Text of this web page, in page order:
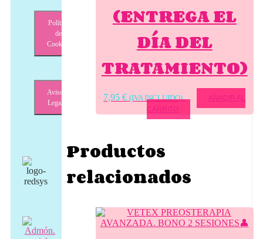
(ENTREGA EL
DÍA DEL
TRATAMIENTO)
7,95€ (IVA INCLUIDO)
AÑADIR AL
CARRITO
Productos
relacionados
Política
de
Cookies
Aviso
Legal